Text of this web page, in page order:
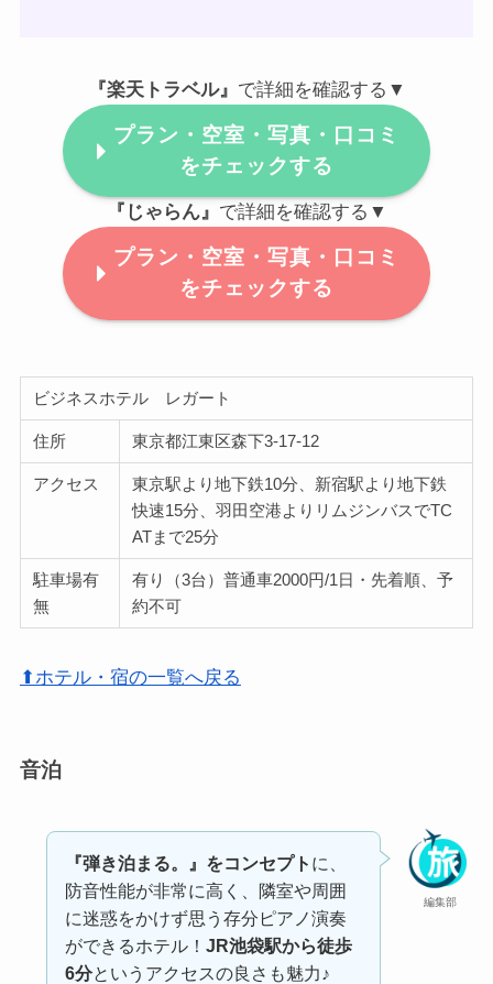
『楽天トラベル』 で詳細を確認する▼
プラン・空室・写真・口コミ
をチェックする
『じゃらん』 で詳細を確認する▼
プラン・空室・写真・口コミ
をチェックする
ビジネスホテル レガート
住所 東京都江東区森下3-17-12
アクセス
東京駅より地下鉄10分、新宿駅より地下鉄
快速15分、羽田空港よりリムジンバスでTC
ATまで25分
駐車場有
無
有り（3台）普通車2000円/1日・先着順、予
約不可
⬆ホテル・宿の一覧へ戻る
音泊
編集部
『弾き泊まる。』をコンセプト に、
防音性能が非常に高く、隣室や周囲
に迷惑をかけず思う存分ピアノ演奏
ができるホテル！JR池袋駅から徒歩
6分というアクセスの良さも魅力♪